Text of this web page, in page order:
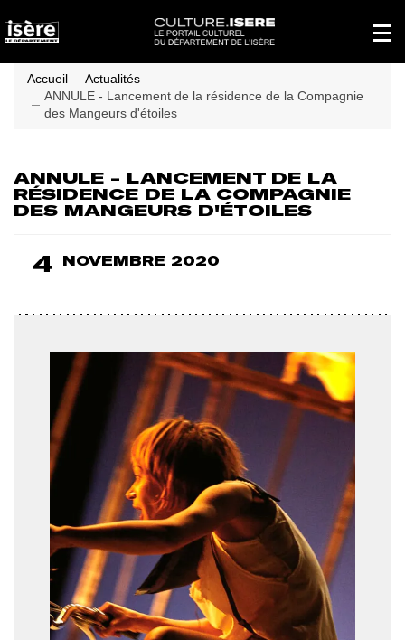
le
Accueil
Actualités
ANNULE - Lancement de la résidence de la Compagnie
des Mangeurs d'étoiles
ANNULE - LANCEMENT DE LA
RÉSIDENCE DE LA COMPAGNIE
DES MANGEURS D'ÉTOILES
Le
4 NOVEMBRE 2020